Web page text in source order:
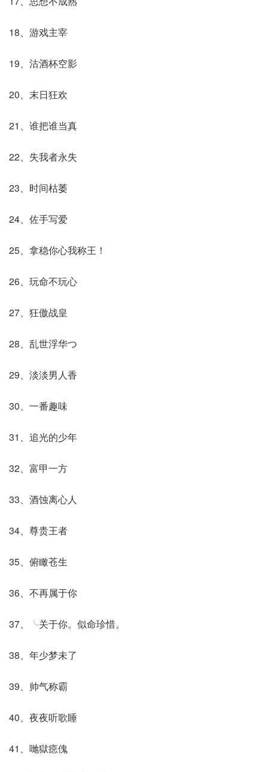
18、游戏主宰
19、沽酒杯空影
20、末日狂欢
21、谁把谁当真
22、失我者永失
23、时间枯萎
24、佐手写爱
25、拿稳你心我称王！
26、玩命不玩心
27、狂傲战皇
28、乱世浮华つ
29、淡淡男人香
30、一番趣味
31、追光的少年
32、富甲一方
33、酒蚀离心人
34、尊贵王者
35、俯瞰苍生
36、不再属于你
37、╰关于你。似命珍惜。
38、年少梦未了
39、帅气称霸
40、夜夜听歌睡
41、哋獄癋傀